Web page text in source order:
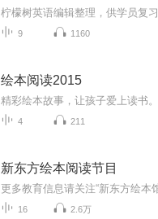
9 1160
绘本阅读2015
精彩绘本故事，让孩子爱上读书。
4 211
新东方绘本阅读节目
16 2.6万